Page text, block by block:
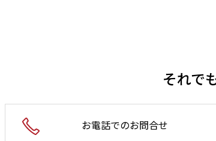
それで
お電話でのお問合せ